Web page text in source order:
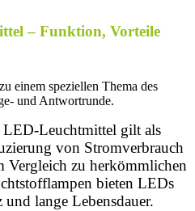
– Funktion, Vorteile
einem speziellen Thema des
und Antwortrunde.
LED-Leuchtmittel gilt als
von Stromverbrauch
Vergleich zu herkömmlichen
bieten LEDs
lange Lebensdauer.